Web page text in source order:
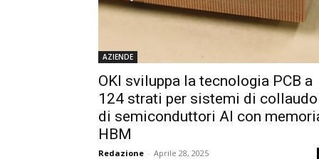
AZIENDE
OKI sviluppa la tecnologia PCB a
124 strati per sistemi di collaudo
di semiconduttori AI con
HBM
Redazione - Aprile 28, 2025